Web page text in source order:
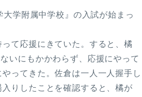
学附属中学校』の入試が始まっ
て応援にきていた。すると、橘
いにもかかわらず、応援にやって
ってきた。佐倉は一人一人握手し
りしたことを確認すると、橘が